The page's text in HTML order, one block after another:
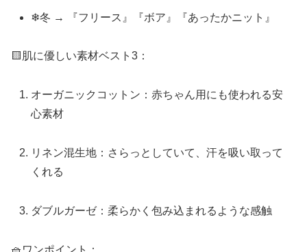
❄冬 → 『フリース』『ボア』『あったかニット』
🟨肌に優しい素材ベスト3：
オーガニックコットン：赤ちゃん用にも使われる安
心素材
リネン混生地：さらっとしていて、汗を吸い取って
くれる
ダブルガーゼ：柔らかく包み込まれるような感触
🧺ワンポイント：